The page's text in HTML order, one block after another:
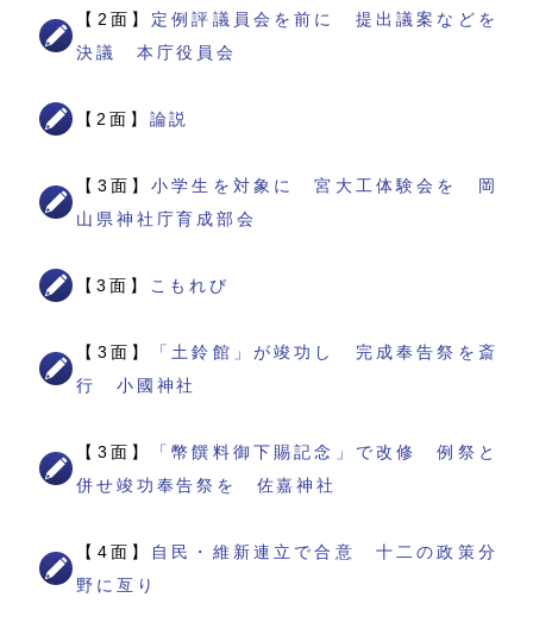
【2面】 定例評議員会を前に 提出議案などを
決議 本庁役員会
【2面】 論説
【3面】小学生を対象に 宮大工体験会を 岡
山県神社庁育成部会
【3面】 こもれび
【3面】
「土鈴館」が竣功し 完成奉告祭を斎
行 小國神社
【3面】
「幣饌料御下賜記念」で改修 例祭と
併せ竣功奉告祭を 佐嘉神社
【4面】
自民・維新連立で合意 十二の政策分
野に亙り